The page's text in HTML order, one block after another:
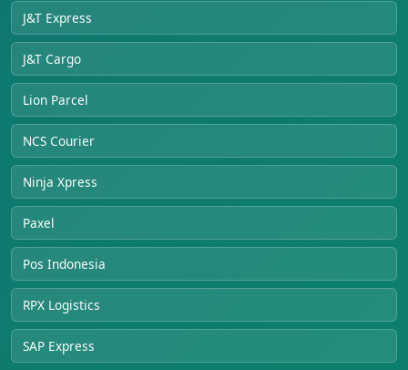
J&T Express
J&T Cargo
Lion Parcel
NCS Courier
Ninja Xpress
Paxel
Pos Indonesia
RPX Logistics
SAP Express